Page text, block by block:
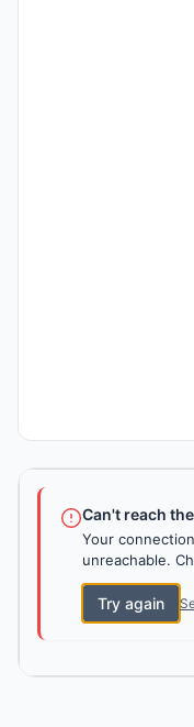
Can't reach
Your
unreachable.
Try again